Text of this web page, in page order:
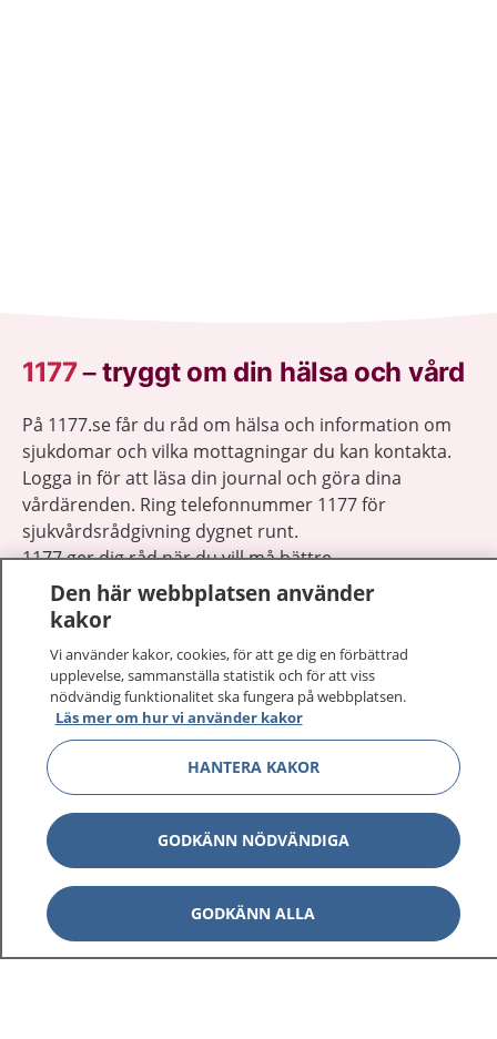
1177–tryggt om din hälsa och vård
På 1177.se får du råd om hälsa och information om
sjukdomar och vilka mottagningar du kan kontakta.
Logga in för att läsa din journal och göra dina
vårdärenden. Ring telefonnummer 1177 för
sjukvårdsrådgivning dygnet runt.
1177 ger dig råd när du vill må bättre.
1177 på flera språk
Om 1177 Visa
Kontakt Visa
Behandling av personuppgifter
Den här webbplatsen använder
kakor
Vi använder kakor, cookies, för att ge dig en förbättrad
upplevelse, sammanställa statistik och för att viss
nödvändig funktionalitet ska fungera på webbplatsen.
Läs mer om hur vi använder kakor
HANTERA KAKOR
GODKÄNN NÖDVÄNDIGA
GODKÄNN ALLA